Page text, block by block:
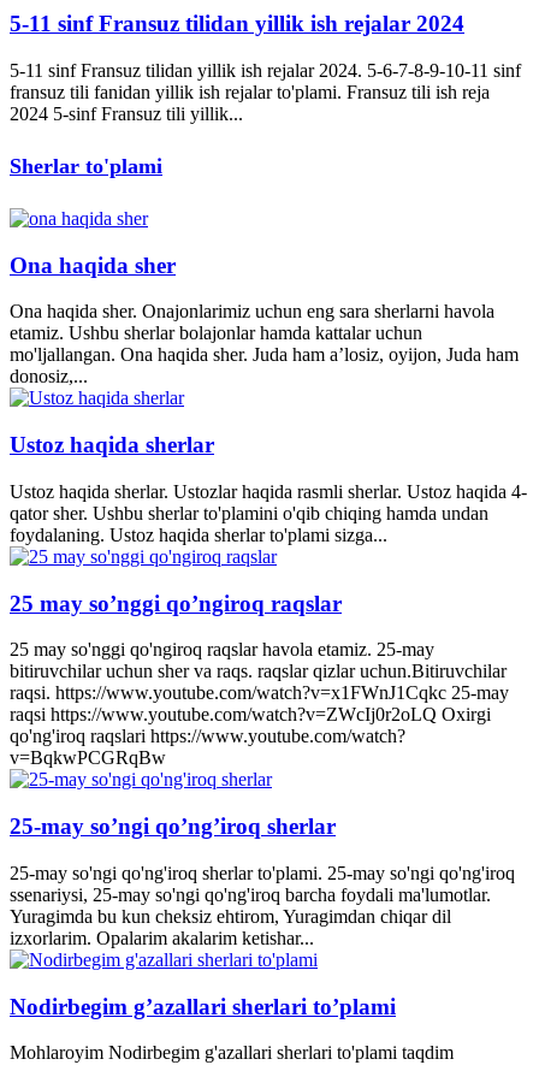
5-11 sinf Fransuz tilidan yillik ish rejalar 2024
5-11 sinf Fransuz tilidan yillik ish rejalar 2024. 5-6-7-8-9-10-11 sinf
fransuz tili fanidan yillik ish rejalar to'plami. Fransuz tili ish reja
2024 5-sinf Fransuz tili yillik...
Sherlar to'plami
Ona haqida sher
Ona haqida sher. Onajonlarimiz uchun eng sara sherlarni havola
etamiz. Ushbu sherlar bolajonlar hamda kattalar uchun
mo'ljallangan. Ona haqida sher. Juda ham a’losiz, oyijon, Juda ham
donosiz,...
Ustoz haqida sherlar
Ustoz haqida sherlar. Ustozlar haqida rasmli sherlar. Ustoz haqida 4-
qator sher. Ushbu sherlar to'plamini o'qib chiqing hamda undan
foydalaning. Ustoz haqida sherlar to'plami sizga...
25 may so’nggi qo’ngiroq raqslar
25 may so'nggi qo'ngiroq raqslar havola etamiz. 25-may
bitiruvchilar uchun sher va raqs. raqslar qizlar uchun.Bitiruvchilar
raqsi. https://www.youtube.com/watch?v=x1FWnJ1Cqkc 25-may
raqsi https://www.youtube.com/watch?v=ZWcIj0r2oLQ Oxirgi
qo'ng'iroq raqslari https://www.youtube.com/watch?
v=BqkwPCGRqBw
25-may so’ngi qo’ng’iroq sherlar
25-may so'ngi qo'ng'iroq sherlar to'plami. 25-may so'ngi qo'ng'iroq
ssenariysi, 25-may so'ngi qo'ng'iroq barcha foydali ma'lumotlar.
Yuragimda bu kun cheksiz ehtirom, Yuragimdan chiqar dil
izxorlarim. Opalarim akalarim ketishar...
Nodirbegim g’azallari sherlari to’plami
Mohlaroyim Nodirbegim g'azallari sherlari to'plami taqdim